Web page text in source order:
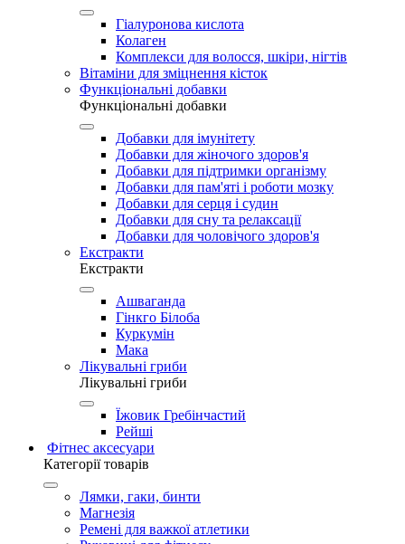
Гіалуронова кислота
Колаген
Комплекси для волосся, шкіри, нігтів
Вітаміни для зміцнення кісток
Функціональні добавки
Функціональні добавки
Добавки для імунітету
Добавки для жіночого здоров'я
Добавки для підтримки організму
Добавки для пам'яті і роботи мозку
Добавки для серця і судин
Добавки для сну та релаксації
Добавки для чоловічого здоров'я
Екстракти
Екстракти
Ашваганда
Гінкго Білоба
Куркумін
Мака
Лікувальні гриби
Лікувальні гриби
Їжовик Гребінчастий
Рейші
Фітнес аксесуари
Категорії товарів
Лямки, гаки, бинти
Магнезія
Ремені для важкої атлетики